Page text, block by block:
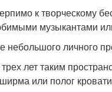
к творческому
музыкантами
небольшого личного
лет таким
или полог